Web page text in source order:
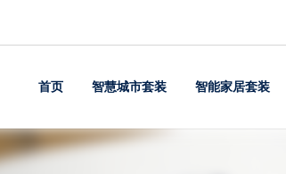
首页 智慧城市套装 智能家居套装